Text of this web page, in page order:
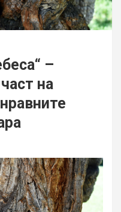
–
на